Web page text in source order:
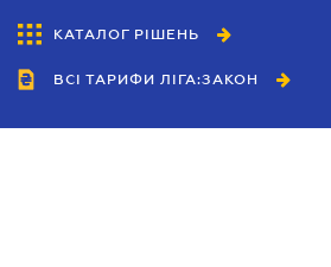
КАТАЛОГ РІШЕНЬ
ВСІ ТАРИФИ ЛІГА:ЗАКОН